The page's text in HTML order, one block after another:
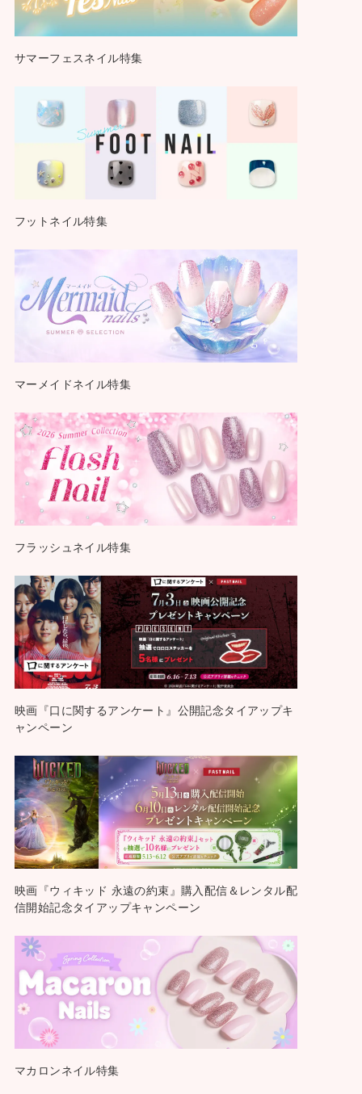
サマーフェスネイル特集
フットネイル特集
マーメイドネイル特集
フラッシュネイル特集
映画『口に関するアンケート』公開記念タイアップキ
ャンペーン
映画『ウィキッド 永遠の約束』購入配信＆レンタル配
信開始記念タイアップキャンペーン
マカロンネイル特集